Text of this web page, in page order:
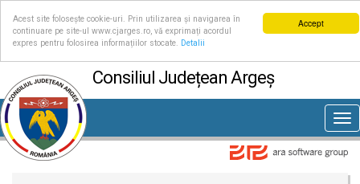
Accept
Acest site folosește cookie-uri. Prin utilizarea și navigarea în
continuare pe site-ul www.cjarges.ro, vă exprimați acordul
expres pentru folosirea informațiilor stocate.
Detalii
Consiliul Județean Argeș